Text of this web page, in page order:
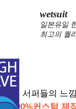
wetsuit
일본유일
최고의 퀄
는 서퍼들의 느
.100%커스텀 제